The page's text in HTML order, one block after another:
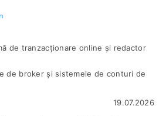
de tranzacționare online și redactor
de broker și sistemele de conturi de
19.07.2026